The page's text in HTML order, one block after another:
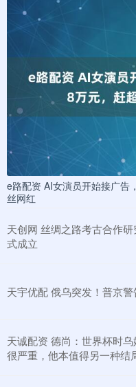
e路配资 AI女演员开始接广告
丝网红
天创网 丝绸之路考古合作
式成立
天宇优配 俄乌突发！普京警
天诚配资 德尚：世界杯时
很严重，他本值得另一种结